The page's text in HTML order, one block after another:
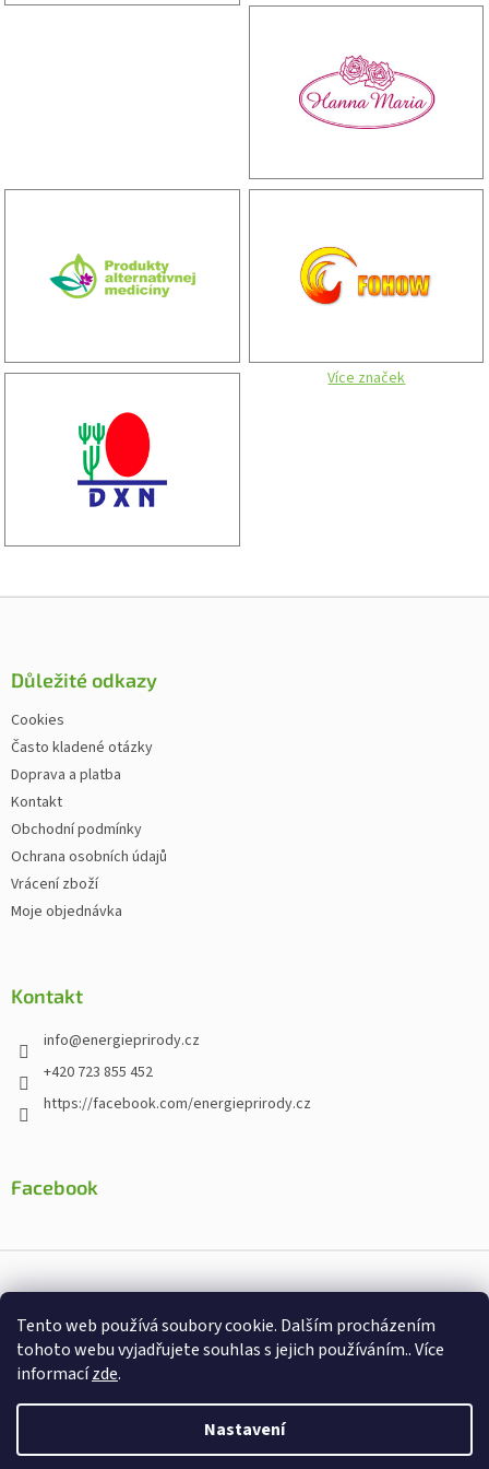
Tento web používá soubory cookie. Dalším procházením
tohoto webu vyjadřujete souhlas s jejich používáním.. Více
informacízde.
Nastavení
Více značek
Zápatí
Důležité odkazy
Cookies
Často kladené otázky
Doprava a platba
Kontakt
Obchodní podmínky
Ochrana osobních údajů
Vrácení zboží
Moje objednávka
Kontakt
info@energieprirody.cz
+420 723 855 452
https://facebook.com/energieprirody.cz
Facebook
Nakodoval:Štefan Mazáň
doplňky stravy. Všechna práva vyhrazena.